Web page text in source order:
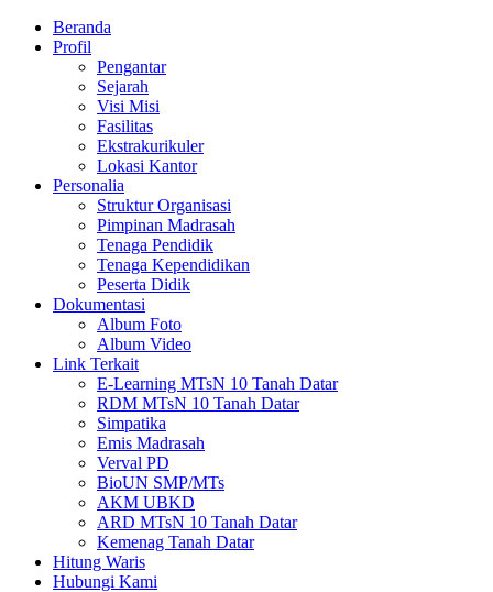
Beranda
Profil
Pengantar
Sejarah
Visi Misi
Fasilitas
Ekstrakurikuler
Lokasi Kantor
Personalia
Struktur Organisasi
Pimpinan Madrasah
Tenaga Pendidik
Tenaga Kependidikan
Peserta Didik
Dokumentasi
Album Foto
Album Video
Link Terkait
E-Learning MTsN 10 Tanah Datar
RDM MTsN 10 Tanah Datar
Simpatika
Emis Madrasah
Verval PD
BioUN SMP/MTs
AKM UBKD
ARD MTsN 10 Tanah Datar
Kemenag Tanah Datar
Hitung Waris
Hubungi Kami